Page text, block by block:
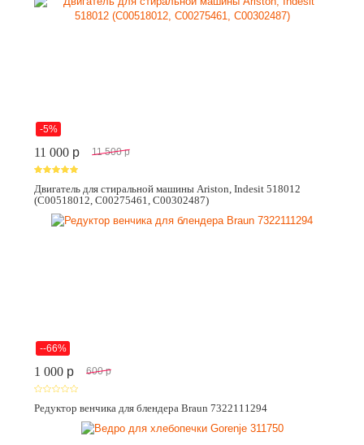
-5%
11 000 p 11 500 p
Двигатель для стиральной машины Ariston, Indesit 518012
(C00518012, C00275461, C00302487)
--66%
1 000 p 600 p
Редуктор венчика для блендера Braun 7322111294